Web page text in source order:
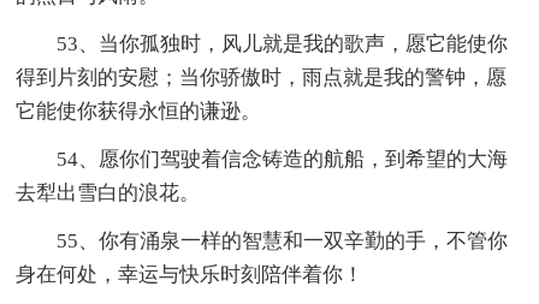
53、当你孤独时，风儿就是我的歌声，愿它能使你
得到片刻的安慰；当你骄傲时，雨点就是我的警钟，愿
它能使你获得永恒的谦逊。
54、愿你们驾驶着信念铸造的航船，到希望的大海
去犁出雪白的浪花。
55、你有涌泉一样的智慧和一双辛勤的手，不管你
身在何处，幸运与快乐时刻陪伴着你！